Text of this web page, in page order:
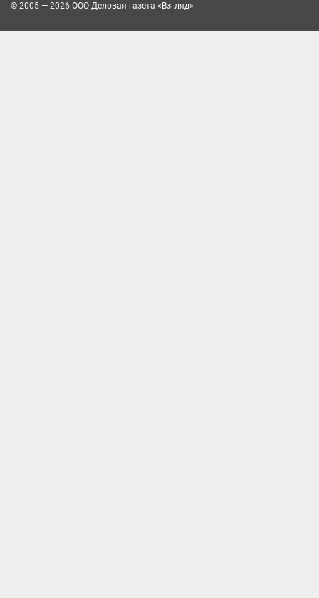
© 2005 — 2026 ООО Деловая газета «Взгляд»